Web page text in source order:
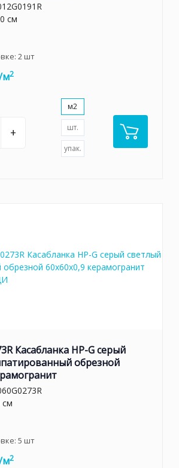
см
2шт
м2
+
м2
шт.
упак.
Касабланка HP-G серый
обрезной
см
5 шт
м2